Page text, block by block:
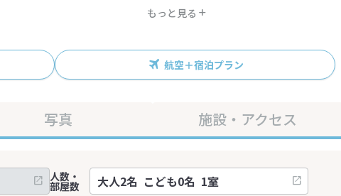
もっと見る
航空＋宿泊プラン
写真 施設・アクセス
人数・
部屋数